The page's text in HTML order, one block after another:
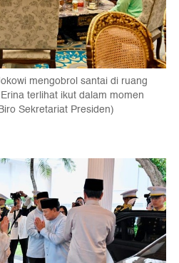
mengobrol santai di ruang
terlihat ikut dalam momen
Sekretariat Presiden)